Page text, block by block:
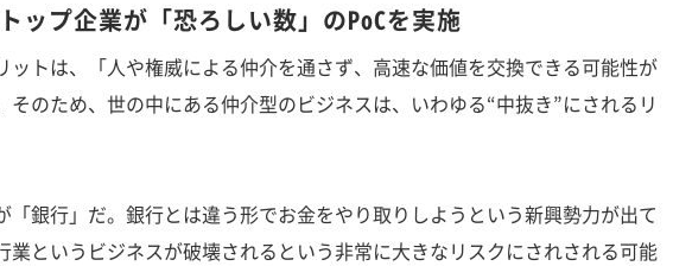
ップ企業が「恐ろしい数」のPoCを実施
ットは、「人や権威による仲介を通さず、高速な価値を交換できる可能性が
そのため、世の中にある仲介型のビジネスは、いわゆる“中抜き”にされるリ
「銀行」だ。銀行とは違う形でお金をやり取りしようという新興勢力が出て
業というビジネスが破壊されるという非常に大きなリスクにされされる可能